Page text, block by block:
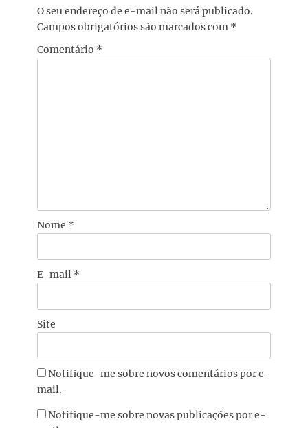
O seu endereço de e-mail não será publicado.
Campos obrigatórios são marcados com *
Comentário *
Nome *
E-mail *
Site
Notifique-me sobre novos comentários por e-
mail.
Notifique-me sobre novas publicações por e-